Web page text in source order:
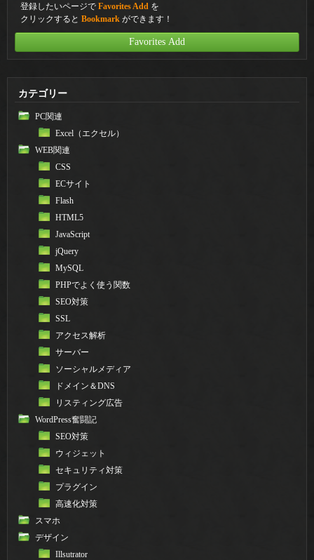
登録したいページで Favorites Add を
クリックすると Bookmark ができます！
Favorites Add
カテゴリー
PC関連
Excel（エクセル）
WEB関連
CSS
ECサイト
Flash
HTML5
JavaScript
jQuery
MySQL
PHPでよく使う関数
SEO対策
SSL
アクセス解析
サーバー
ソーシャルメディア
ドメイン＆DNS
リスティング広告
WordPress奮闘記
SEO対策
ウィジェット
セキュリティ対策
プラグイン
高速化対策
スマホ
デザイン
Illsutrator